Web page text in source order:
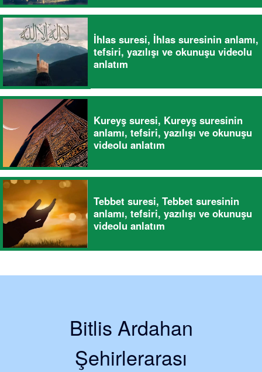
İhlas suresi, İhlas suresinin anlamı,
tefsiri, yazılışı ve okunuşu videolu
anlatım
Kureyş suresi, Kureyş suresinin
anlamı, tefsiri, yazılışı ve okunuşu
videolu anlatım
Tebbet suresi, Tebbet suresinin
anlamı, tefsiri, yazılışı ve okunuşu
videolu anlatım
Bitlis Ardahan
Şehirlerarası